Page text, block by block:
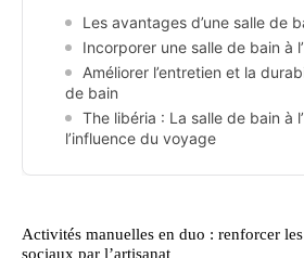
Les avantages d’une salle de
Incorporer une salle de bain à
Améliorer l’entretien et la
de bain
The libéria : La salle de bain à
l’influence du voyage
Activités manuelles en duo : renforcer
sociaux par l’artisanat